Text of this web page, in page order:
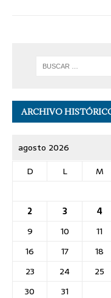
ARCHIVO
agosto 2026
D
L M
2
3 4
9
10 11
16
17 18
23
24 25
30
31